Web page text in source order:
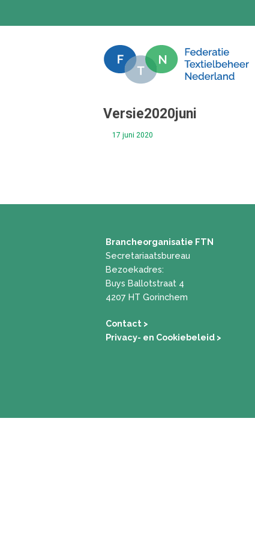
Versie2020juni
17 juni 2020
Brancheorganisatie FTN
Secretariaatsbureau
Bezoekadres:
Buys Ballotstraat 4
4207 HT Gorinchem
Contact >
Privacy- en Cookiebeleid >